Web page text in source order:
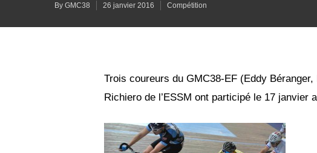
By GMC38 26 janvier 2016 Compétition
Trois coureurs du GMC38-EF (Eddy
Richiero de l’ESSM ont participé le 17 janvier